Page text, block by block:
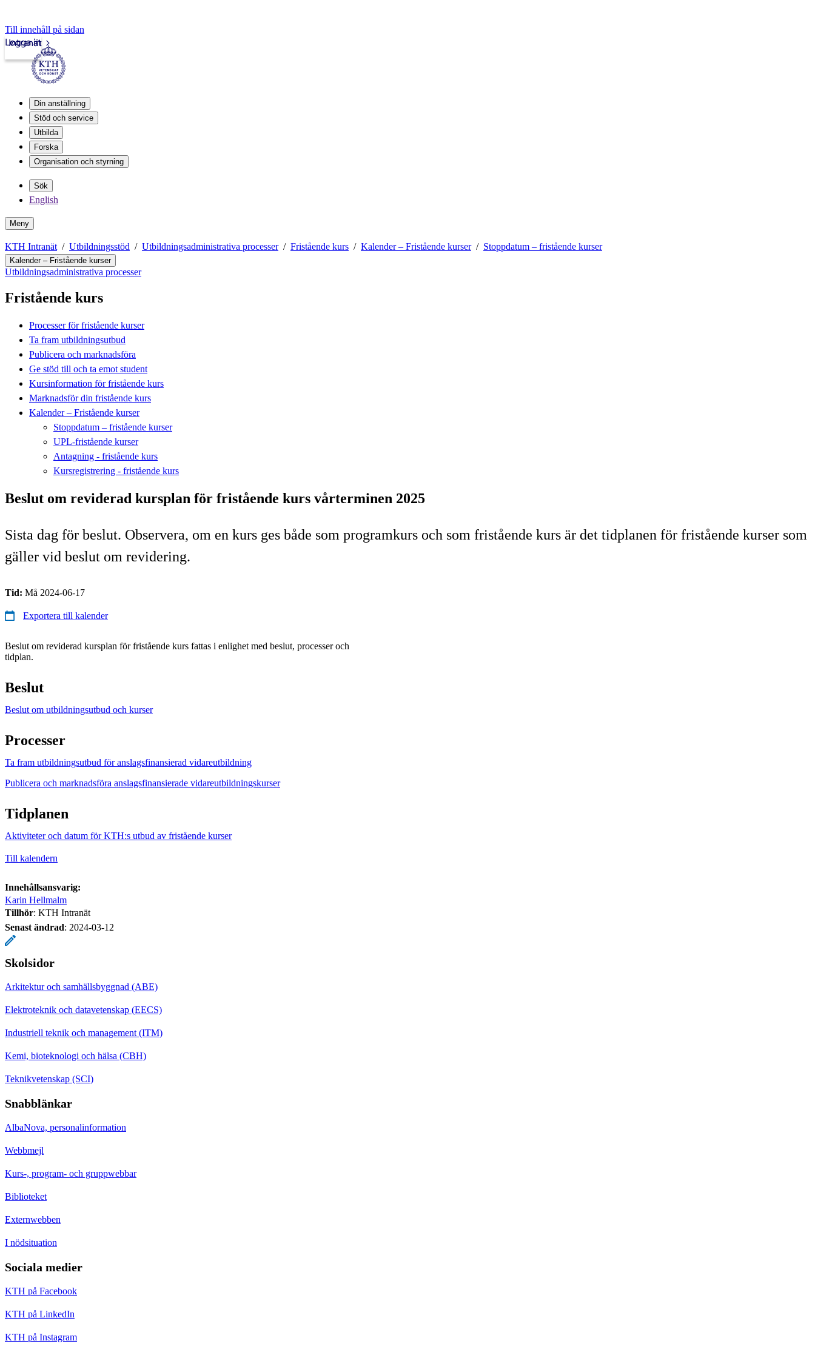
Till innehåll på sidan
Intranät
Logga in
Din anställning
Stöd och service
Utbilda
Forska
Organisation och styrning
Sök
English
Meny
KTH Intranät Utbildningsstöd Utbildningsadministrativa processer Fristående kurs Kalender – Fristående kurser Stoppdatum – fristående kurser
Kalender – Fristående kurser
Utbildningsadministrativa processer
Fristående kurs
Processer för fristående kurser
Ta fram utbildningsutbud
Publicera och marknadsföra
Ge stöd till och ta emot student
Kursinformation för fristående kurs
Marknadsför din fristående kurs
Kalender – Fristående kurser
Stoppdatum – fristående kurser
UPL-fristående kurser
Antagning - fristående kurs
Kursregistrering - fristående kurs
Beslut om reviderad kursplan för fristående kurs vårterminen 2025
Sista dag för beslut. Observera, om en kurs ges både som programkurs och som fristående kurs är det tidplanen för fristående kurser som
gäller vid beslut om revidering.
Tid: Må 2024-06-17
Exportera till kalender
Beslut om reviderad kursplan för fristående kurs fattas i enlighet med beslut, processer och
tidplan.
Beslut
Beslut om utbildningsutbud och kurser
Processer
Ta fram utbildningsutbud för anslagsfinansierad vidareutbildning
Publicera och marknadsföra anslagsfinansierade vidareutbildningskurser
Tidplanen
Aktiviteter och datum för KTH:s utbud av fristående kurser
Till kalendern
Innehållsansvarig:
Karin Hellmalm
Tillhör: KTH Intranät
Senast ändrad: 2024-03-12
Skolsidor
Arkitektur och samhällsbyggnad (ABE)
Elektroteknik och datavetenskap (EECS)
Industriell teknik och management (ITM)
Kemi, bioteknologi och hälsa (CBH)
Teknikvetenskap (SCI)
Snabblänkar
AlbaNova, personalinformation
Webbmejl
Kurs-, program- och gruppwebbar
Biblioteket
Externwebben
I nödsituation
Sociala medier
KTH på Facebook
KTH på LinkedIn
KTH på Instagram